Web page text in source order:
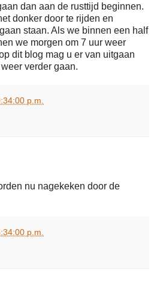
dan aan de rusttijd beginnen.
donker door te rijden en
staan. Als we binnen een half
we morgen om 7 uur weer
dit blog mag u er van uitgaan
verder gaan.
p.m.
nu nagekeken door de
p.m.